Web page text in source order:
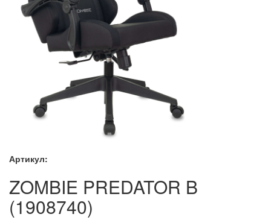
Артикул:
ZOMBIE PREDATOR B
(1908740)